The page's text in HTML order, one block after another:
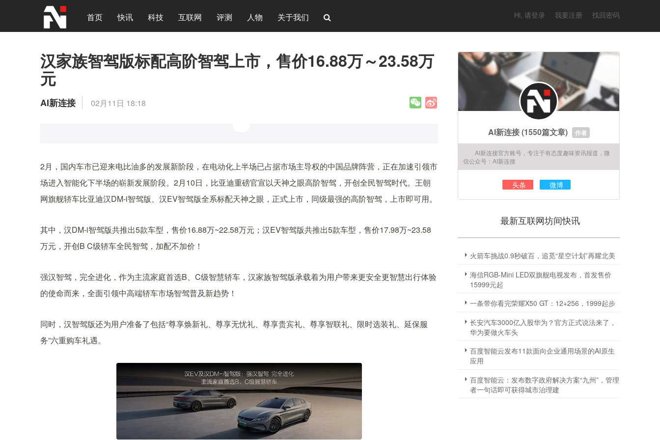
首页 快讯 科技 互联网 评测 人物 关于我们 Hi, 请登录 我要注册 找回密码
汉家族智驾版标配高阶智驾上市，售价16.88万～23.58万
元
AI新连接 02月11日 18:18
2月，国内车市已迎来电比油多的发展新阶段，在电动化上半场已占据市场主导权的中国品牌阵营，正在加速引领市
场进入智能化下半场的崭新发展阶段。2月10日，比亚迪重磅官宣以天神之眼高阶智驾，开创全民智驾时代。王朝
网旗舰轿车比亚迪汉DM-i智驾版、汉EV智驾版全系标配天神之眼，正式上市，同级最强的高阶智驾，上市即可用。
其中，汉DM-i智驾版共推出5款车型，售价16.88万~22.58万元；汉EV智驾版共推出5款车型，售价17.98万~23.58
万元，开创B C级轿车全民智驾，加配不加价！
强汉智驾，完全进化，作为主流家庭首选B、C级智慧轿车，汉家族智驾版承载着为用户带来更安全更智慧出行体验
的使命而来，全面引领中高端轿车市场智驾普及新趋势！
同时，汉智驾版还为用户准备了包括“尊享焕新礼、尊享无忧礼、尊享贵宾礼、尊享智联礼、限时选装礼、延保服
务”六重购车礼遇。
AI新连接(1550篇文章) 作者
AI新连接官方账号，专注于有态度趣味资讯报道，微
信公众号：AI新连接
头条 微博
最新互联网坊间快讯
火箭车挑战0.9秒破百，追觅“星空计划”再耀北美
海信RGB-Mini LED双旗舰电视发布，首发售价
15999元起
一条带你看完荣耀X50 GT：12+256，1999起步
长安汽车3000亿入股华为？官方正式说法来了，
华为要做火车头
百度智能云发布11款面向企业通用场景的AI原生
应用
百度智能云：发布数字政府解决方案“九州”，管理
者一句话即可获得城市治理建